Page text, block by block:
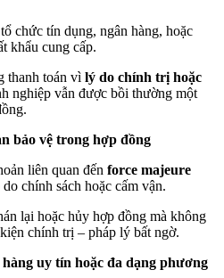
chức tín dụng, ngân hàng, hoặc
khẩu cung cấp.
thanh toán vì lý do chính trị hoặc
nghiệp vẫn được bồi thường một
bảo vệ trong hợp đồng
liên quan đến force majeure
do chính sách hoặc cấm vận.
lại hoặc hủy hợp đồng mà không
chính trị – pháp lý bất ngờ.
uy tín hoặc đa dạng phương